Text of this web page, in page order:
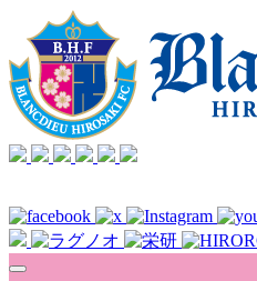
Skip to main content